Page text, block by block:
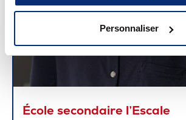
Personnaliser
École secondaire l’Escale